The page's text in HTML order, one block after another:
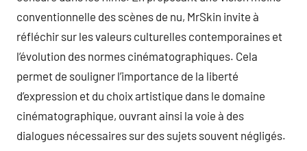
conventionnelle des scènes de nu, MrSkin invite à
réfléchir sur les valeurs culturelles contemporaines et
l’évolution des normes cinématographiques. Cela
permet de souligner l’importance de la liberté
d’expression et du choix artistique dans le domaine
cinématographique, ouvrant ainsi la voie à des
dialogues nécessaires sur des sujets souvent négligés.